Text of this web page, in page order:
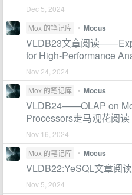
Dec 5, 2024
Mox 的笔记库
• Mocus
VLDB23文章阅读
for High-Performance
Nov 24, 2024
Mox 的笔记库
• Mocus
VLDB24——OLAP on
Processors走马观花阅读
Nov 16, 2024
Mox 的笔记库
• Mocus
VLDB22:YeSQL文章阅
Nov 5, 2024